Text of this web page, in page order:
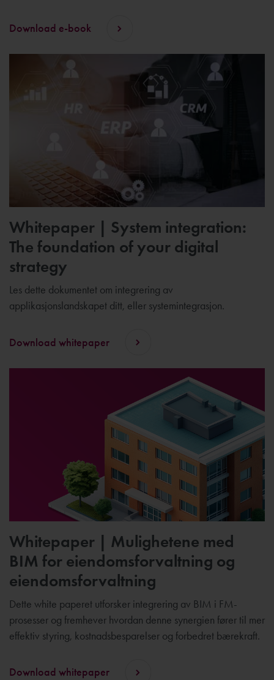
Download e-book
Whitepaper | System integration:
The foundation of your digital
strategy
Les dette dokumentet om integrering av
applikasjonslandskapet ditt, eller systemintegrasjon.
Download whitepaper
Whitepaper | Mulighetene med
BIM for eiendomsforvaltning og
eiendomsforvaltning
Dette white paperet utforsker integrering av BIM i FM-
prosesser og fremhever hvordan denne synergien fører til mer
effektiv styring, kostnadsbesparelser og forbedret bærekraft.
Download whitepaper